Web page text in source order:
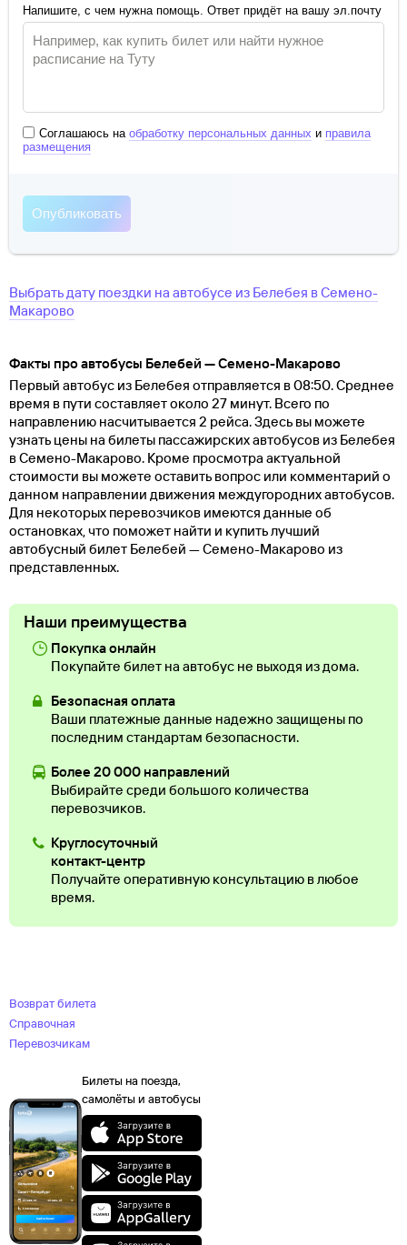
Напишите, с чем нужна помощь. Ответ придёт на вашу эл.почту
Соглашаюсь на обработку персональных данных и правила
размещения
Выбрать дату поездки на автобусе из Белебея вСемено-
Макарово
Факты про автобусы Белебей — Семено-Макарово
Первый автобус из Белебея отправляется в 08:50. Среднее
время в пути составляет около 27 минут. Всего по
направлению насчитывается 2 рейса. Здесь вы можете
узнать цены на билеты пассажирских автобусов из Белебея
в Семено-Макарово. Кроме просмотра актуальной
стоимости вы можете оставить вопрос или комментарий о
данном направлении движения междугородних автобусов.
Для некоторых перевозчиков имеются данные об
остановках, что поможет найти и купить лучший
автобусный билет Белебей — Семено-Макарово из
представленных.
Наши преимущества
Покупка онлайн
Покупайте билет на автобус не выходя из дома.
Безопасная оплата
Ваши платежные данные надежно защищены по
последним стандартам безопасности.
Более 20 000 направлений
Выбирайте среди большого количества
перевозчиков.
Круглосуточный
контакт-центр
Получайте оперативную консультацию в любое
время.
Возврат билета
Справочная
Перевозчикам
Билеты на поезда,
самолёты и автобусы